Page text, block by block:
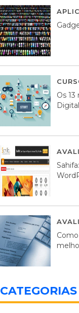
Os
Digital
CATEGORIAS